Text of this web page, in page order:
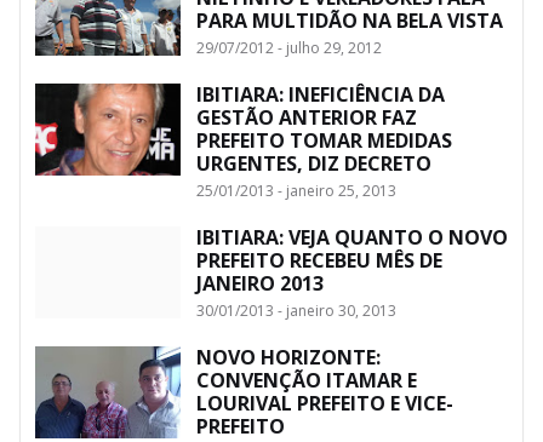
PARA MULTIDÃO NA BELA VISTA
29/07/2012 - julho 29, 2012
IBITIARA: INEFICIÊNCIA DA
GESTÃO ANTERIOR FAZ
PREFEITO TOMAR MEDIDAS
URGENTES, DIZ DECRETO
25/01/2013 - janeiro 25, 2013
IBITIARA: VEJA QUANTO O NOVO
PREFEITO RECEBEU MÊS DE
JANEIRO 2013
30/01/2013 - janeiro 30, 2013
NOVO HORIZONTE:
CONVENÇÃO ITAMAR E
LOURIVAL PREFEITO E VICE-
PREFEITO